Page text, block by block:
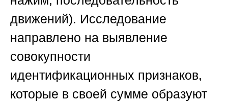
движений). Исследование
направлено на выявление
совокупности
идентификационных признаков,
которые в своей сумме образуют